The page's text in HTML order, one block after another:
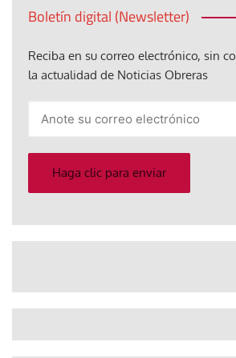
Boletín digital (Newsletter)
Reciba en su correo electrónico, sin
la actualidad de Noticias Obreras
electrónico
Haga clic para enviar